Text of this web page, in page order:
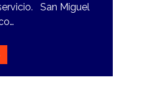
San Miguel